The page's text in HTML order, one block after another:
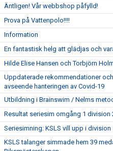
Äntligen! Vår webbshop påfylld!
Prova på Vattenpolo!!!!
Information
En fantastisk helg att glädjas och
Hilde Elise Hansen och Torbjörn
Uppdaterade rekommendationer
avseende hanteringen av Covid-19
Utbildning i Brainswim / Nelms
Resultat seriesim omgång 1 division
Seriesimning: KSLS vill upp i division
KSLS talanger simmade hem 39